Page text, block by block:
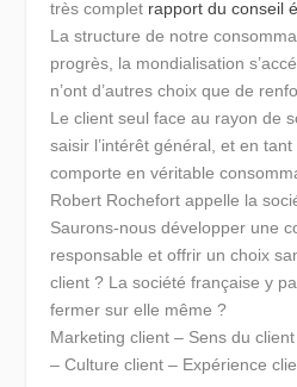
très complet rapport du conseil
La structure de notre
progrès, la mondialisation
n’ont d’autres choix que de
Le client seul face au rayon de
saisir l’intérêt général, et en
comporte en véritable
Robert Rochefort appelle la
Saurons-nous développer une
responsable et offrir un choix
client ? La société française y
fermer sur elle même ?
Marketing client – Sens du
– Culture client – Expérience